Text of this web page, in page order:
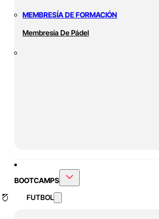
MEMBRESÍA DE FORMACIÓN
Membresía De Pádel
BOOTCAMPS
FUTBOL